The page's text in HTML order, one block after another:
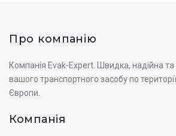
Про компанію
Компанія Evak-Expert. Швидка, надійна
вашого транспортного засобу по
Європи.
Компанія